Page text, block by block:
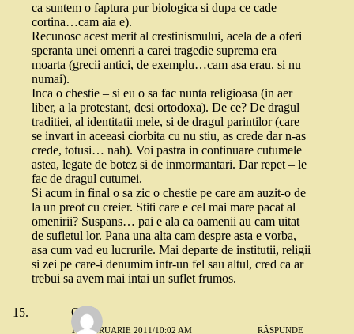
ca suntem o faptura pur biologica si dupa ce cade
cortina…cam aia e).
Recunosc acest merit al crestinismului, acela de a oferi
speranta unei omenri a carei tragedie suprema era
moarta (grecii antici, de exemplu…cam asa erau. si nu
numai).
Inca o chestie – si eu o sa fac nunta religioasa (in aer
liber, a la protestant, desi ortodoxa). De ce? De dragul
traditiei, al identitatii mele, si de dragul parintilor (care
se invart in aceeasi ciorbita cu nu stiu, as crede dar n-as
crede, totusi… nah). Voi pastra in continuare cutumele
astea, legate de botez si de inmormantari. Dar repet – le
fac de dragul cutumei.
Si acum in final o sa zic o chestie pe care am auzit-o de
la un preot cu creier. Stiti care e cel mai mare pacat al
omenirii? Suspans… pai e ala ca oamenii au cam uitat
de sufletul lor. Pana una alta cam despre asta e vorba,
asa cum vad eu lucrurile. Mai departe de institutii, religii
si zei pe care-i denumim intr-un fel sau altul, cred ca ar
trebui sa avem mai intai un suflet frumos.
Quiz
17 FEBRUARIE 2011/10:02 AM RĂSPUNDE